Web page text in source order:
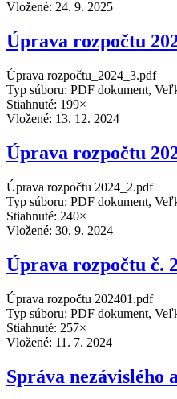
Vložené: 24. 9. 2025
Úprava rozpočtu
Úprava rozpočtu_2024_3.pdf
Typ súboru: PDF dokument,
Stiahnuté: 199×
Vložené: 13. 12. 2024
Úprava rozpočtu
Úprava rozpočtu 2024_2.pdf
Typ súboru: PDF dokument,
Stiahnuté: 240×
Vložené: 30. 9. 2024
Úprava rozpočtu č.
Úprava rozpočtu 202401.pdf
Typ súboru: PDF dokument,
Stiahnuté: 257×
Vložené: 11. 7. 2024
Správa nezávislého